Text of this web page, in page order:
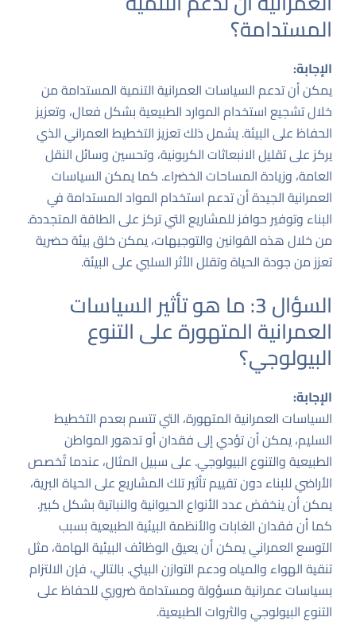
المستدامة؟
الإجابة:
يمكن أن تدعم السياسات العمرانية التنمية المستدامة من
خلال تشجيع استخدام الموارد الطبيعية بشكل فعال، وتعزيز
الحفاظ على البيئة. يشمل ذلك تعزيز التخطيط العمراني الذي
يركز على تقليل الانبعاثات الكربونية، وتحسين وسائل النقل
العامة، وزيادة المساحات الخضراء. كما يمكن السياسات
العمرانية الجيدة أن تدعم استخدام المواد المستدامة في
البناء وتوفير حوافز للمشاريع التي تركز على الطاقة المتجددة.
من خلال هذه القوانين والتوجيهات، يمكن خلق بيئة حضرية
تعزز من جودة الحياة وتقلل الأثر السلبي على البيئة.
السؤال 3: ما هو تأثير السياسات
العمرانية المتهورة على التنوع
البيولوجي؟
الإجابة:
السياسات العمرانية المتهورة، التي تتسم بعدم التخطيط
السليم، يمكن أن تؤدي إلى فقدان أو تدهور المواطن
الطبيعية والتنوع البيولوجي. على سبيل المثال، عندما تُخصص
الأراضي للبناء دون تقييم تأثير تلك المشاريع على الحياة البرية،
يمكن أن ينخفض عدد الأنواع الحيوانية والنباتية بشكل كبير.
كما أن فقدان الغابات والأنظمة البيئية الطبيعية بسبب
التوسع العمراني يمكن أن يعيق الوظائف البيئية الهامة، مثل
تنقية الهواء والمياه ودعم التوازن البيئي. بالتالي، فإن الالتزام
بسياسات عمرانية مسؤولة ومستدامة ضروري للحفاظ على
التنوع البيولوجي والثروات الطبيعية.